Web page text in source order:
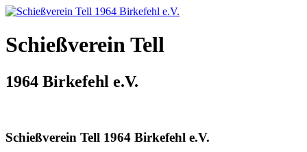
Schießverein Tell
1964 Birkefehl e.V.
Schießverein Tell 1964 Birkefehl e.V.